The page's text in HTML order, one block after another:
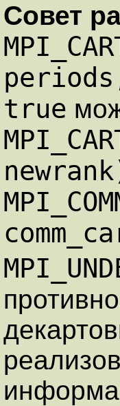
Совет
true